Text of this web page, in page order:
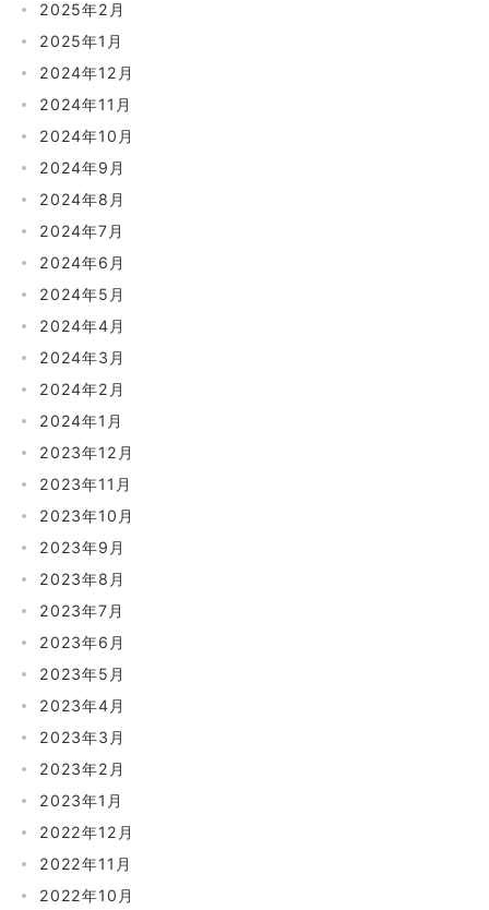
2025年2月
2025年1月
2024年12月
2024年11月
2024年10月
2024年9月
2024年8月
2024年7月
2024年6月
2024年5月
2024年4月
2024年3月
2024年2月
2024年1月
2023年12月
2023年11月
2023年10月
2023年9月
2023年8月
2023年7月
2023年6月
2023年5月
2023年4月
2023年3月
2023年2月
2023年1月
2022年12月
2022年11月
2022年10月